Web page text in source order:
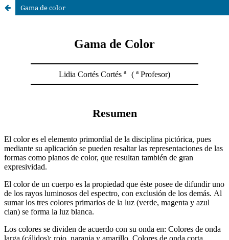
Gama de color